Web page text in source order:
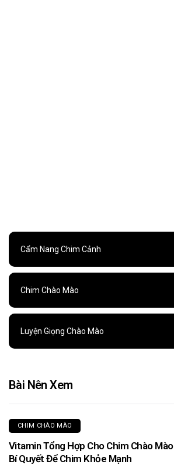
Cẩm Nang Chim Cảnh
Chim Chào Mào
Luyện Giọng Chào Mào
Bài Nên Xem
CHIM CHÀO MÀO
Vitamin Tổng Hợp Cho Chim Chào Mào
Bí Quyết Để Chim Khỏe Mạnh